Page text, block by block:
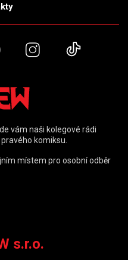
YouTubeInstagram
vám naši kolegové rádi
komiksu.
místem pro osobní odběr
s.r.o.